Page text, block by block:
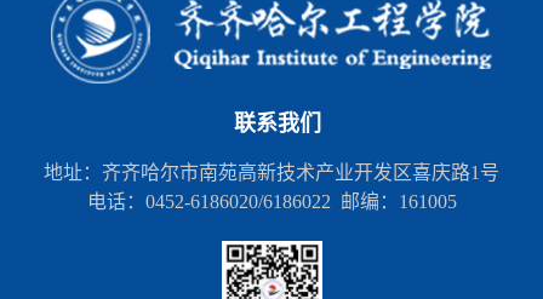
联系我们
地址：齐齐哈尔市南苑高新技术产业开发区喜庆路1号
电话：0452-6186020/6186022 邮编：161005